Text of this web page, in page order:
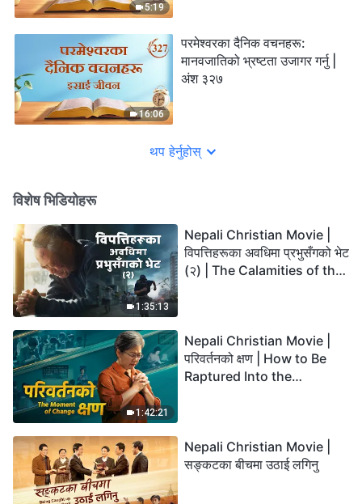
5:19
16:06
परमेश्‍वरका दैनिक वचनहरू:
मानवजातिको भ्रष्टता उजागर गर्नु |
अंश ३२७
थप हेर्नुहोस्
विशेष भिडियोहरू
1:35:13
Nepali Christian Movie |
विपत्तिहरूका अवधिमा प्रभुसँगको भेट
(२) | The Calamities of the
1:42:21
Nepali Christian Movie |
परिवर्तनको क्षण | How to Be
Raptured Into the
Nepali Christian Movie |
सङ्कटका बीचमा उठाई लगिनु